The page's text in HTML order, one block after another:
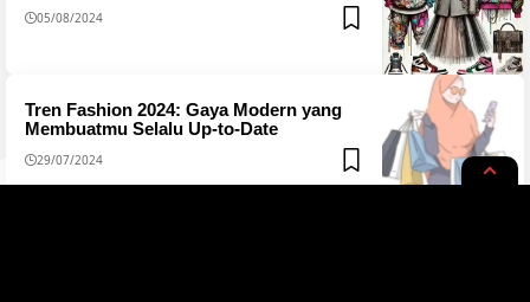
05/08/2024
Tren Fashion 2024: Gaya Modern yang
Membuatmu Selalu Up-to-Date
29/07/2024